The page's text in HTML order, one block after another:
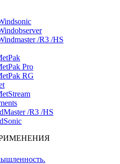
/R3 /HS
Pro
RG
/R3 /HS